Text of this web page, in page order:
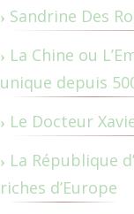
Sandrine Des
La Chine ou
unique depuis
Le Docteur
La République
riches d’Europe